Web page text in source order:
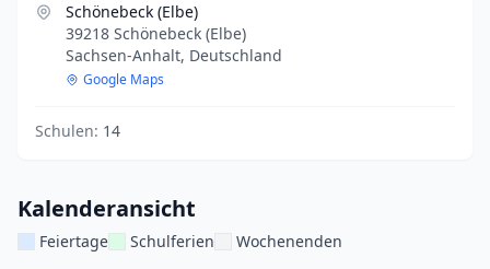
Schönebeck (Elbe)
39218 Schönebeck (Elbe)
Sachsen-Anhalt, Deutschland
Google Maps
Schulen: 14
Kalenderansicht
Feiertage Schulferien Wochenenden